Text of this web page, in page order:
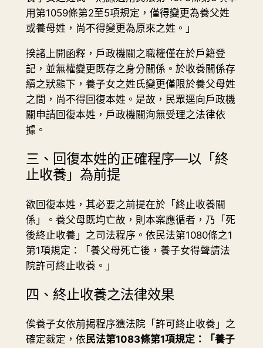
用第1059條第2至5項規定，僅得變更為養父姓
或養母姓，尚不得變更為原來之姓。」
揆諸上開函釋，戶政機關之職權僅在於戶籍登
記，並無權變更既存之身分關係。於收養關係存
續之狀態下，養子女之姓氏變更僅限於養父母姓
之間，尚不得回復本姓。是故，民眾逕向戶政機
關申請回復本姓，戶政機關洵無受理之法律依
據。
三、回復本姓的正確程序—以「終
止收養」為前提
欲回復本姓，其必要之前提在於「終止收養關
係」。養父母既均亡故，則本案應循者，乃「死
後終止收養」之司法程序。依民法第1080條之1
第1項規定：「養父母死亡後，養子女得聲請法
院許可終止收養。」
四、終止收養之法律效果
俟養子女依前揭程序獲法院「許可終止收養」之
確定裁定，依民法第1083條第1項規定：「養子